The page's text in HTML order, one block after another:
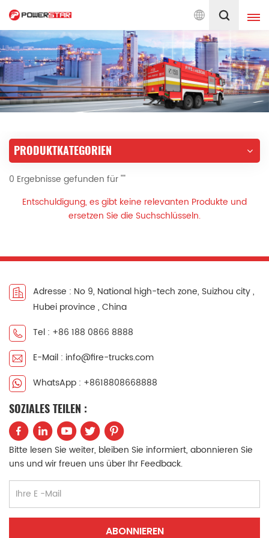
engagiert für Feuerwehr-Service Deutsch
English français
Deutsch русский
português
العربية
한국의 Türkçe
Tiếng Việt Indonesia
中文 қазақ
PRODUKTKATEGORIEN
0 Ergebnisse gefunden für ""
Entschuldigung, es gibt keine relevanten Produkte und
ersetzen Sie die Suchschlüsseln.
Adresse : No 9, National high-tech zone, Suizhou city ,
Hubei province , China
Tel : +86 188 0866 8888
E-Mail : info@fire-trucks.com
WhatsApp : +8618808668888
SOZIALES TEILEN :
Bitte lesen Sie weiter, bleiben Sie informiert, abonnieren Sie
uns und wir freuen uns über Ihr Feedback.